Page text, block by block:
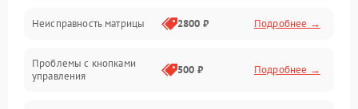
Управление
Механические повреждения
Неисправность матрицы 2800 ₽ Подробнее →
Проблемы с кнопками
управления
500 ₽ Подробнее →